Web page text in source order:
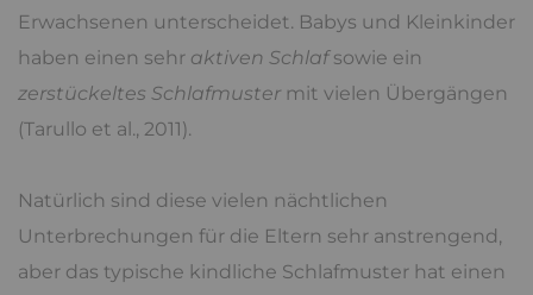
Erwachsenen unterscheidet. Babys und Kleinkinder
haben einen sehr aktiven Schlafsowie ein
zerstückeltes Schlafmuster mit vielen Übergängen
(Tarullo et al., 2011).
Natürlich sind diese vielen nächtlichen
Unterbrechungen für die Eltern sehr anstrengend,
aber das typische kindliche Schlafmuster hat einen